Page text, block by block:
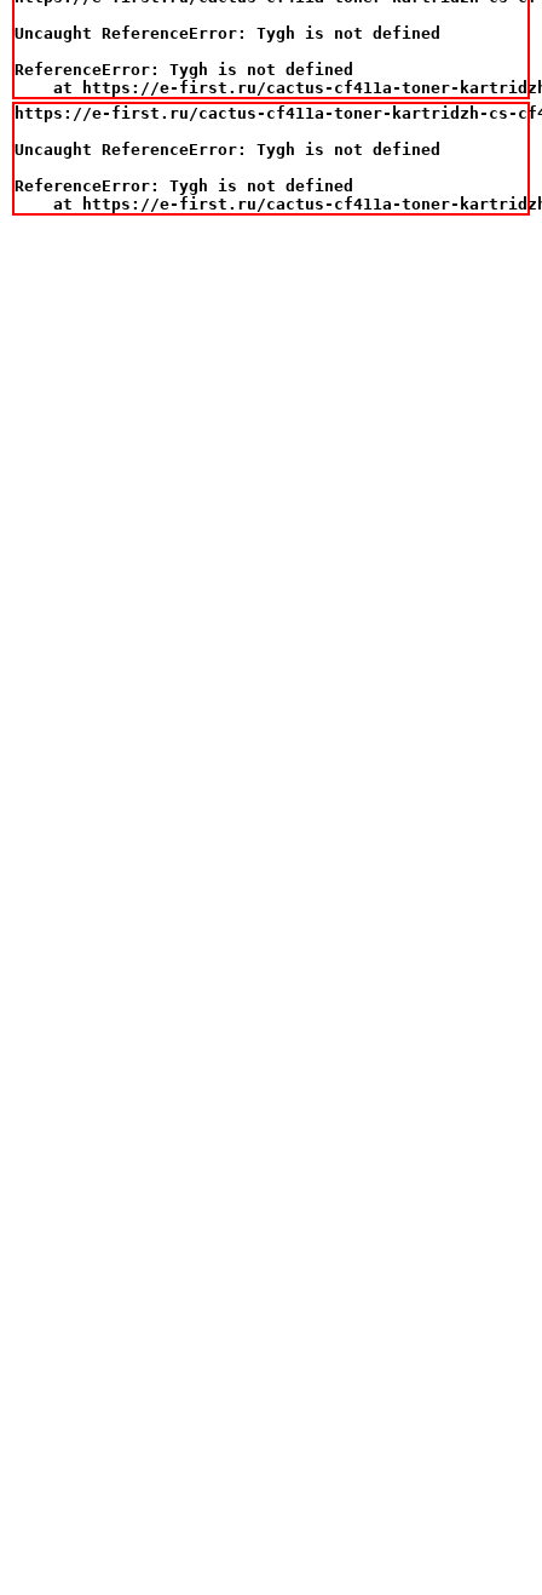
Uncaught ReferenceError: Tygh is not defined
ReferenceError: Tygh is not defined
at https://e-first.ru/cactus-cf411a-toner-
https://e-first.ru/cactus-cf411a-toner-kartridzh-cs-
Uncaught ReferenceError: Tygh is not defined
ReferenceError: Tygh is not defined
at https://e-first.ru/cactus-cf411a-toner-